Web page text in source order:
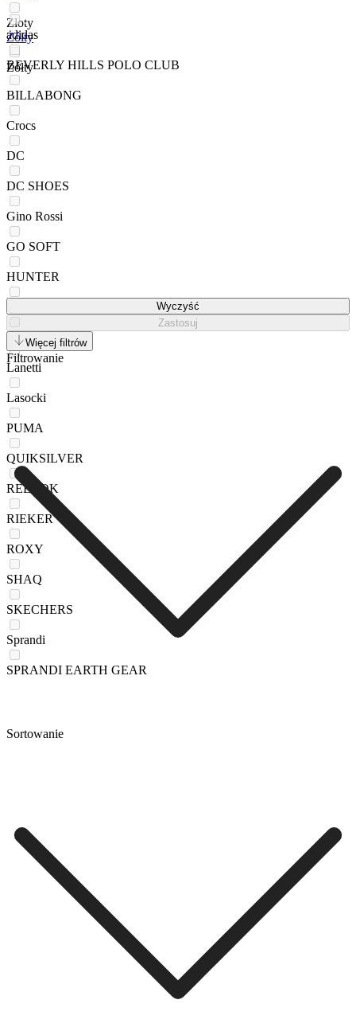
Złoty
Żółty
Żółty
adidas
BEVERLY HILLS POLO CLUB
BILLABONG
Crocs
DC
DC SHOES
Gino Rossi
GO SOFT
HUNTER
KAPPA
Lanetti
Lasocki
PUMA
QUIKSILVER
REEBOK
RIEKER
ROXY
SHAQ
SKECHERS
Sprandi
SPRANDI EARTH GEAR
Wyczyść
Zastosuj
Więcej filtrów
Filtrowanie
Sortowanie